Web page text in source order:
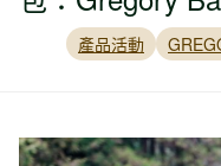
產品活動